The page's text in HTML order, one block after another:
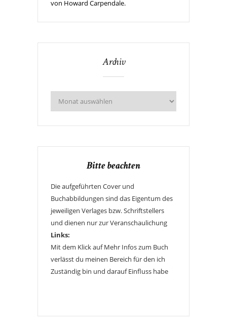
von Howard Carpendale.
Archiv
Bitte beachten
Die aufgeführten Cover und
Buchabbildungen sind das Eigentum des
jeweiligen Verlages bzw. Schriftstellers
und dienen nur zur Veranschaulichung
Links:
Mit dem Klick auf Mehr Infos zum Buch
verlässt du meinen Bereich für den ich
Zuständig bin und darauf Einfluss habe